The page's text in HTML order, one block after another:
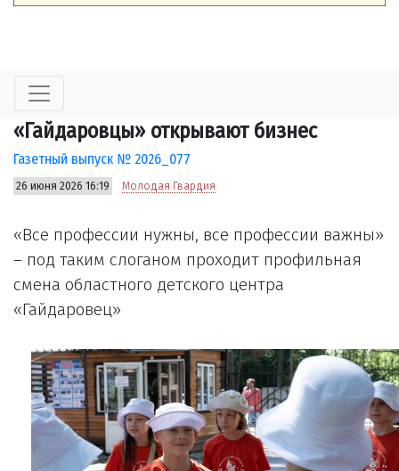
«Гайдаровцы» открывают бизнес
Газетный выпуск № 2026_077
26 июня 2026 16:19 Молодая Гвардия
«Все профессии нужны, все профессии важны»
– под таким слоганом проходит профильная
смена областного детского центра
«Гайдаровец»